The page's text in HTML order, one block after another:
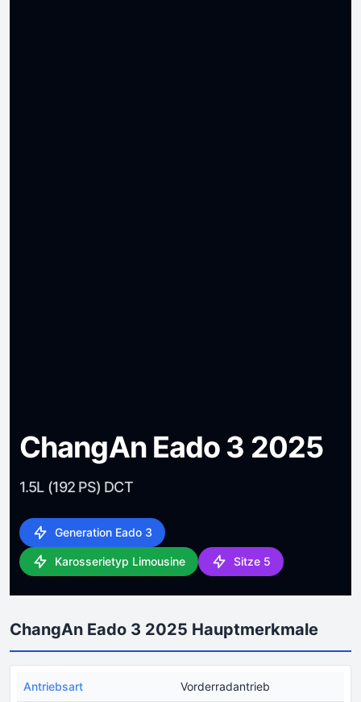
ChangAn Eado 3 2025
1.5L (192 PS) DCT
Generation Eado 3
Karosserietyp Limousine Sitze 5
ChangAn Eado 3 2025 Hauptmerkmale
Antriebsart Vorderradantrieb